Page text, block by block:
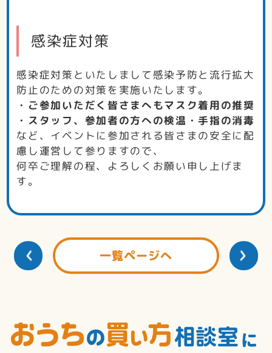
感染症対策
感染症対策といたしまして感染予防と流行拡大
防止のための対策を実施いたします。
・ご参加いただく皆さまへもマスク着用の推奨
・スタッフ、参加者の方への検温・手指の消毒
など、イベントに参加される皆さまの安全に配
慮し運営して参りますので、
何卒ご理解の程、よろしくお願い申し上げま
す。
一覧ページへ